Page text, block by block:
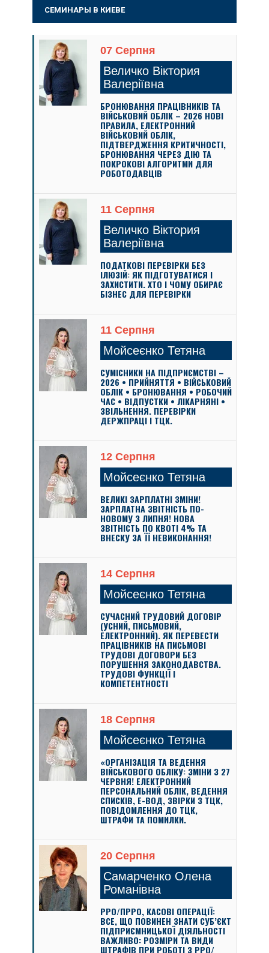
СЕМИНАРЫ В КИЕВЕ
07 Серпня
Величко Віктория
Валеріївна
БРОНЮВАННЯ ПРАЦІВНИКІВ ТА
ВІЙСЬКОВИЙ ОБЛІК – 2026 НОВІ
ПРАВИЛА, ЕЛЕКТРОННИЙ
ВІЙСЬКОВИЙ ОБЛІК,
ПІДТВЕРДЖЕННЯ КРИТИЧНОСТІ,
БРОНЮВАННЯ ЧЕРЕЗ ДІЮ ТА
ПОКРОКОВІ АЛГОРИТМИ ДЛЯ
РОБОТОДАВЦІВ
11 Серпня
Величко Віктория
Валеріївна
ПОДАТКОВІ ПЕРЕВІРКИ БЕЗ
ІЛЮЗІЙ: ЯК ПІДГОТУВАТИСЯ І
ЗАХИСТИТИ. ХТО І ЧОМУ ОБИРАЄ
БІЗНЕС ДЛЯ ПЕРЕВІРКИ
11 Серпня
Мойсеєнко Тетяна
СУМІСНИКИ НА ПІДПРИЄМСТВІ –
2026 • ПРИЙНЯТТЯ • ВІЙСЬКОВИЙ
ОБЛІК • БРОНЮВАННЯ • РОБОЧИЙ
ЧАС • ВІДПУСТКИ • ЛІКАРНЯНІ •
ЗВІЛЬНЕННЯ. ПЕРЕВІРКИ
ДЕРЖПРАЦІ І ТЦК.
12 Серпня
Мойсеєнко Тетяна
ВЕЛИКІ ЗАРПЛАТНІ ЗМІНИ!
ЗАРПЛАТНА ЗВІТНІСТЬ ПО-
НОВОМУ З ЛИПНЯ! НОВА
ЗВІТНІСТЬ ПО КВОТІ 4% ТА
ВНЕСКУ ЗА ЇЇ НЕВИКОНАННЯ!
14 Серпня
Мойсеєнко Тетяна
СУЧАСНИЙ ТРУДОВИЙ ДОГОВІР
(УСНИЙ, ПИСЬМОВИЙ,
ЕЛЕКТРОННИЙ). ЯК ПЕРЕВЕСТИ
ПРАЦІВНИКІВ НА ПИСЬМОВІ
ТРУДОВІ ДОГОВОРИ БЕЗ
ПОРУШЕННЯ ЗАКОНОДАВСТВА.
ТРУДОВІ ФУНКЦІЇ І
КОМПЕТЕНТНОСТІ
18 Серпня
Мойсеєнко Тетяна
«ОРГАНІЗАЦІЯ ТА ВЕДЕННЯ
ВІЙСЬКОВОГО ОБЛІКУ: ЗМІНИ З 27
ЧЕРВНЯ! ЕЛЕКТРОННИЙ
ПЕРСОНАЛЬНИЙ ОБЛІК, ВЕДЕННЯ
СПИСКІВ, Е-ВОД, ЗВІРКИ З ТЦК,
ПОВІДОМЛЕННЯ ДО ТЦК,
ШТРАФИ ТА ПОМИЛКИ.
20 Серпня
Самарченко Олена
Романівна
РРО/ПРРО, КАСОВІ ОПЕРАЦІЇ:
ВСЕ, ЩО ПОВИНЕН ЗНАТИ СУБ’ЄКТ
ПІДПРИЄМНИЦЬКОЇ ДІЯЛЬНОСТІ
ВАЖЛИВО: РОЗМІРИ ТА ВИДИ
ШТРАФІВ ПРИ РОБОТІ З РРО/